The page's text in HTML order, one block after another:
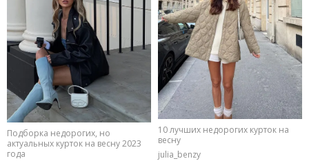
Подборка недорогих, но
актуальных курток на весну 2023
года
10 лучших недорогих курток на
весну
julia_benzy